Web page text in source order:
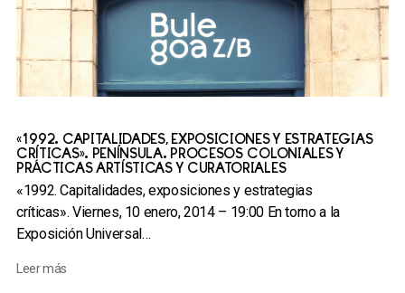
«1992. CAPITALIDADES, EXPOSICIONES Y ESTRATEGIAS
CRÍTICAS». PENÍNSULA. PROCESOS COLONIALES Y
PRÁCTICAS ARTÍSTICAS Y CURATORIALES
«1992. Capitalidades, exposiciones y estrategias
críticas». Viernes, 10 enero, 2014 – 19:00 En torno a la
Exposición Universal…
Leer más